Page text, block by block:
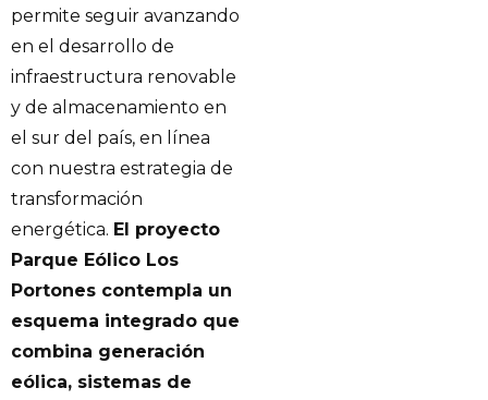
permite seguir avanzando
en el desarrollo de
infraestructura renovable
y de almacenamiento en
el sur del país, en línea
con nuestra estrategia de
transformación
energética. El proyecto
Parque Eólico Los
Portones contempla un
esquema integrado que
combina generación
eólica, sistemas de